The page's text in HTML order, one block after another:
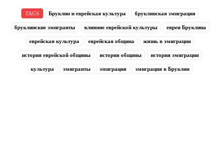
TAGS Бруклин и еврейская культура бруклинская эмиграция
бруклинские эмигранты влияние еврейской культуры евреи Бруклина
еврейская культура еврейская община жизнь в эмиграции
история еврейской общины история общины история эмиграции
культура эмигранты эмиграция эмиграция в Бруклин